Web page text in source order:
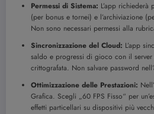
Permessi di Sistema: L’app
(per bonus e tornei) e l’archiviazione
Non sono necessari permessi alla
Sincronizzazione del Cloud: L’app
saldo e progressi di gioco con il server
crittografata. Non salvare password
Ottimizzazione delle Prestazioni:
Grafica. Scegli „60 FPS Fisso“ per
effetti particellari su dispositivi più